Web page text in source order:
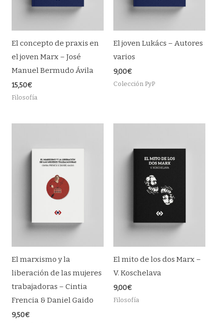
El concepto de praxis en
el joven Marx – José
Manuel Bermudo Ávila
15,50€
Filosofía
El joven Lukács – Autores
varios
9,00€
Colección PyP
El marxismo y la
liberación de las mujeres
trabajadoras – Cintia
Frencia & Daniel Gaido
9,50€
El mito de los dos Marx –
V. Koschelava
9,00€
Filosofía